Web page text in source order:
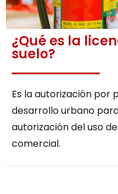
¿Qué es la
suelo?
Es la autorización
desarrollo urbano
autorización del uso
comercial.